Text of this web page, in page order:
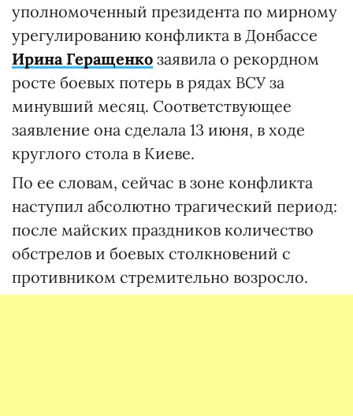
уполномоченный президента по мирному
урегулированию конфликта в Донбассе
Ирина Геращенко заявила о рекордном
росте боевых потерь в рядах ВСУ за
минувший месяц. Соответствующее
заявление она сделала 13 июня, в ходе
круглого стола в Киеве.
По ее словам, сейчас в зоне конфликта
наступил абсолютно трагический период:
после майских праздников количество
обстрелов и боевых столкновений с
противником стремительно возросло.